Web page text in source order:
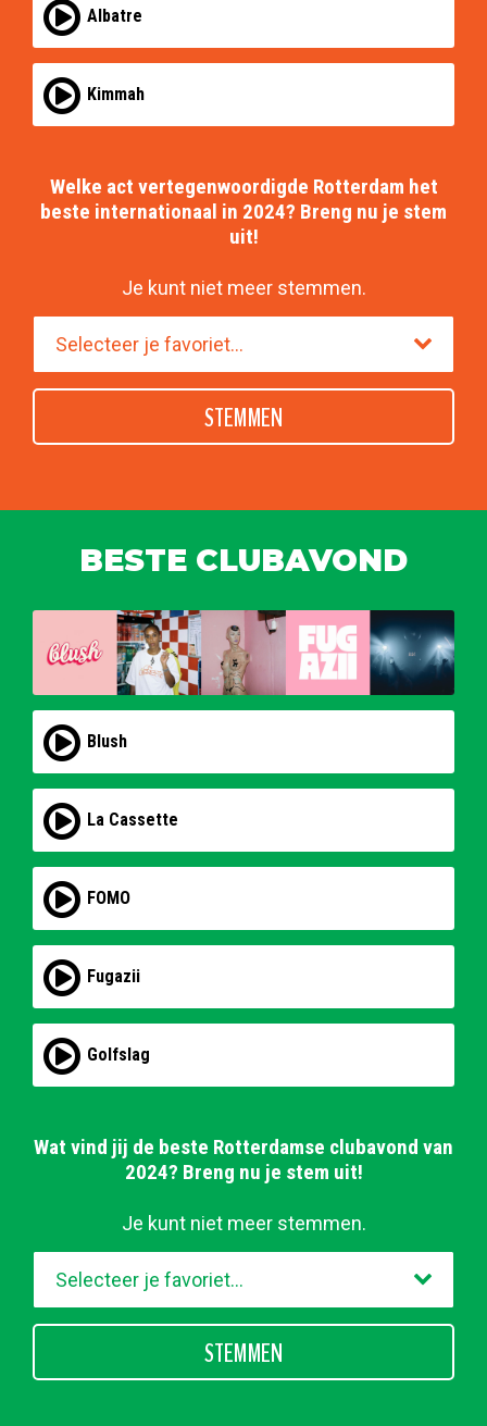
Albatre
Kimmah
Welke act vertegenwoordigde Rotterdam het
beste internationaal in 2024? Breng nu je stem
uit!
Je kunt niet meer stemmen.
STEMMEN
BESTE CLUBAVOND
Blush
La Cassette
FOMO
Fugazii
Golfslag
Wat vind jij de beste Rotterdamse clubavond van
2024? Breng nu je stem uit!
Je kunt niet meer stemmen.
STEMMEN